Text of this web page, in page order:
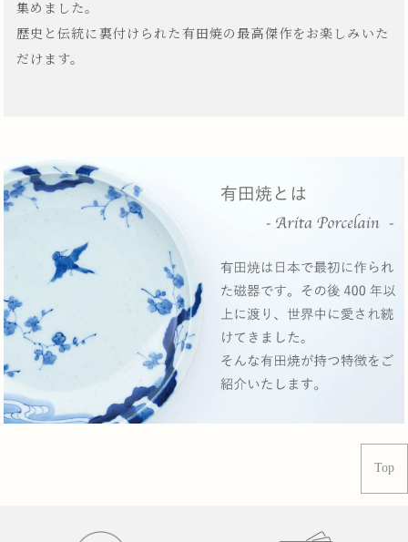
集めました。
歴史と伝統に裏付けられた有田焼の最高傑作をお楽しみいた
だけます。
Top